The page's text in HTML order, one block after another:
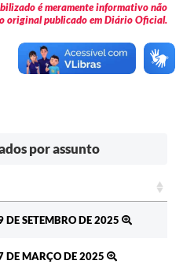
é meramente informativo não
original publicado em Diário Oficial.
por assunto
DE SETEMBRO DE 2025
DE MARÇO DE 2025